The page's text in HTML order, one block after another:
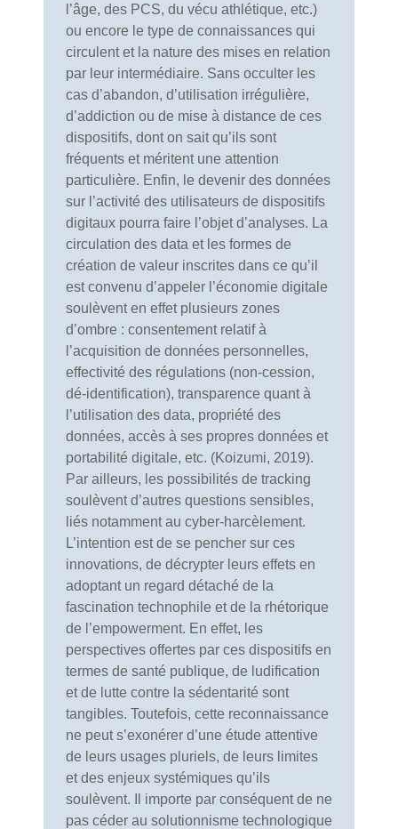
l’âge, des PCS, du vécu athlétique, etc.)
ou encore le type de connaissances qui
circulent et la nature des mises en relation
par leur intermédiaire. Sans occulter les
cas d’abandon, d’utilisation irrégulière,
d’addiction ou de mise à distance de ces
dispositifs, dont on sait qu’ils sont
fréquents et méritent une attention
particulière. Enfin, le devenir des données
sur l’activité des utilisateurs de dispositifs
digitaux pourra faire l’objet d’analyses. La
circulation des data et les formes de
création de valeur inscrites dans ce qu’il
est convenu d’appeler l’économie digitale
soulèvent en effet plusieurs zones
d’ombre : consentement relatif à
l’acquisition de données personnelles,
effectivité des régulations (non-cession,
dé-identification), transparence quant à
l’utilisation des data, propriété des
données, accès à ses propres données et
portabilité digitale, etc. (Koizumi, 2019).
Par ailleurs, les possibilités de tracking
soulèvent d’autres questions sensibles,
liés notamment au cyber-harcèlement.
L’intention est de se pencher sur ces
innovations, de décrypter leurs effets en
adoptant un regard détaché de la
fascination technophile et de la rhétorique
de l’empowerment. En effet, les
perspectives offertes par ces dispositifs en
termes de santé publique, de ludification
et de lutte contre la sédentarité sont
tangibles. Toutefois, cette reconnaissance
ne peut s’exonérer d’une étude attentive
de leurs usages pluriels, de leurs limites
et des enjeux systémiques qu’ils
soulèvent. Il importe par conséquent de ne
pas céder au solutionnisme technologique